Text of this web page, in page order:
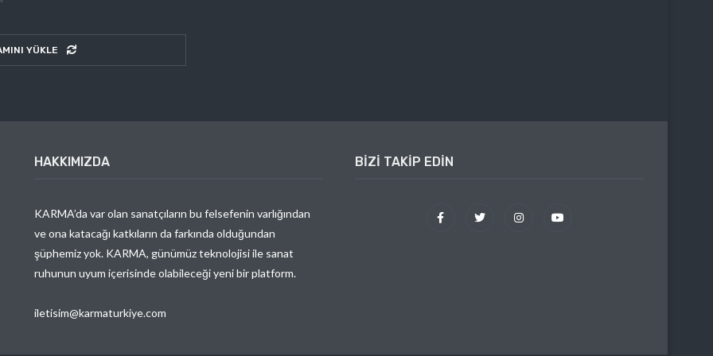
YÜKLE
HAKKIMIZDA
KARMA’da var olan sanatçıların bu felsefenin varlığından
ve ona katacağı katkıların da farkında olduğundan
şüphemiz yok. KARMA, günümüz teknolojisi ile sanat
ruhunun uyum içerisinde olabileceği yeni bir platform.
iletisim@karmaturkiye.com
BIZI TAKIP EDIN